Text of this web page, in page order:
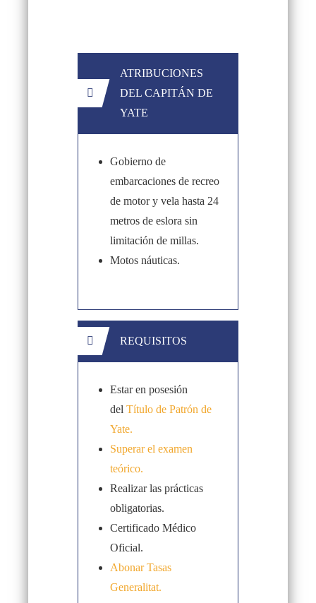
ATRIBUCIONES
DEL CAPITÁN DE
YATE
Gobierno de
embarcaciones de recreo
de motor y vela hasta 24
metros de eslora sin
limitación de millas.
Motos náuticas.
REQUISITOS
Estar en posesión
del Título de Patrón de
Yate.
Superar el examen
teórico.
Realizar las prácticas
obligatorias.
Certificado Médico
Oficial.
Abonar Tasas
Generalitat.